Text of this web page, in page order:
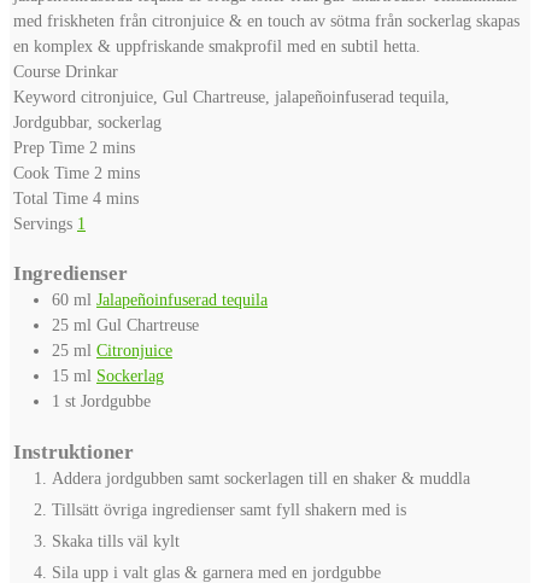
med friskheten från citronjuice & en touch av sötma från sockerlag skapas
en komplex & uppfriskande smakprofil med en subtil hetta.
Course Drinkar
Keyword citronjuice, Gul Chartreuse, jalapeñoinfuserad tequila,
Jordgubbar, sockerlag
Prep Time 2 minutes
mins
Cook Time 2 minutes
mins
Total Time 4minutes
mins
Servings 1
Ingredienser
60 ml Jalapeñoinfuserad tequila
25 ml Gul Chartreuse
25 ml Citronjuice
15 ml Sockerlag
1 st Jordgubbe
Instruktioner
Addera jordgubben samt sockerlagen till en shaker & muddla
Tillsätt övriga ingredienser samt fyll shakern med is
Skaka tills väl kylt
Sila upp i valt glas & garnera med en jordgubbe